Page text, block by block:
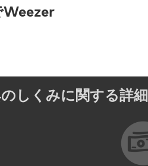
しくみに関する詳細